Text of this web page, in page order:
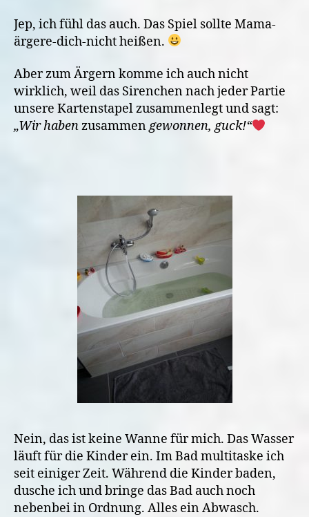
Jep, ich fühl das auch. Das Spiel sollte Mama-
ärgere-dich-nicht heißen.
Aber zum Ärgern komme ich auch nicht
wirklich, weil das Sirenchen nach jeder Partie
unsere Kartenstapel zusammenlegt und sagt:
„Wir habenzusammengewonnen, guck!“
Nein, das ist keine Wanne für mich. Das Wasser
läuft für die Kinder ein. Im Bad multitaske ich
seit einiger Zeit. Während die Kinder baden,
dusche ich und bringe das Bad auch noch
nebenbei in Ordnung. Alles ein Abwasch.